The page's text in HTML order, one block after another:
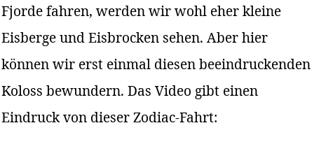
Fjorde fahren, werden wir wohl eher kleine
Eisberge und Eisbrocken sehen. Aber hier
können wir erst einmal diesen beeindruckenden
Koloss bewundern. Das Video gibt einen
Eindruck von dieser Zodiac-Fahrt: